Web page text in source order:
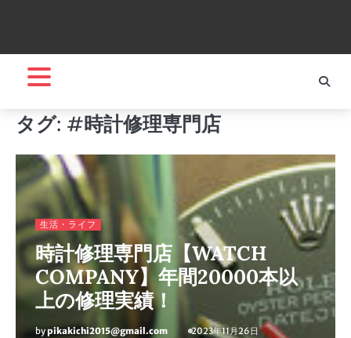
タグ: #時計修理専門店
生活・ライフ
時計修理専門店【WATCH
COMPANY】年間20000本以
上の修理実績！
bypikakichi2015@gmail.com 2023年11月26日